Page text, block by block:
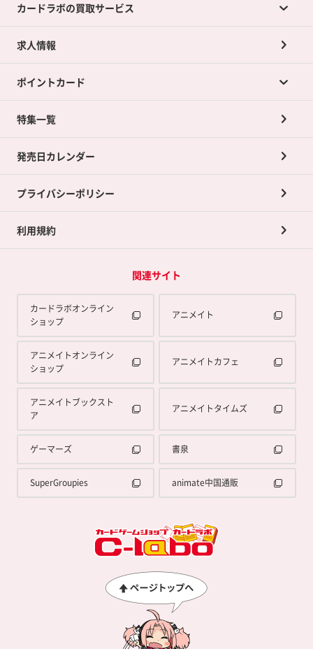
カードラボの買取サービス
カードラボの買取サービスTOP
店舗買取について
ネット買取について
買取承諾書について
求人情報
ポイントカード
ポイントカードTOP
ポイント交換景品
特集一覧
発売日カレンダー
プライバシーポリシー
利用規約
関連サイト
カードラボオンライン
ショップ
アニメイト
アニメイトオンライン
ショップ
アニメイトカフェ
アニメイトブックスト
ア
アニメイトタイムズ
ゲーマーズ 書泉
SuperGroupies animate中国通販